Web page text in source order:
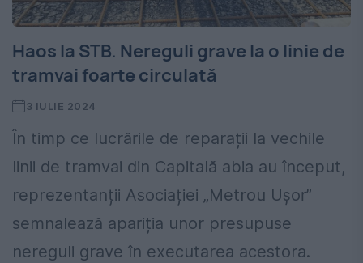
Haos la STB. Nereguli grave la o linie de
tramvai foarte circulată
3 IULIE 2024
În timp ce lucrările de reparații la vechile
linii de tramvai din Capitală abia au început,
reprezentanții Asociației „Metrou Ușor”
semnalează apariția unor presupuse
nereguli grave în executarea acestora.